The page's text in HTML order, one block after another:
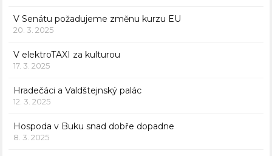
V Senátu požadujeme změnu kurzu EU
20. 3. 2025
V elektroTAXI za kulturou
17. 3. 2025
Hradečáci a Valdštejnský palác
12. 3. 2025
Hospoda v Buku snad dobře dopadne
8. 3. 2025